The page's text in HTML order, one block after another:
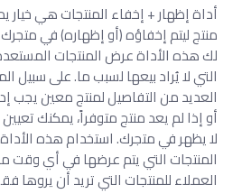
أداة إظهار + إخفاء المنتجات هي
منتج ليتم إخفاؤه (أو إظهاره) في متجرك
لك هذه الأداة عرض المنتجات
التي لا يُراد بيعها لسبب ما. على سبيل
العديد من التفاصيل لمنتج معين يجب
أو إذا لم يعد منتج متوفراً، يمكنك
لا يظهر في متجرك. استخدام هذه الأداة
المنتجات التي يتم عرضها في أي وقت
العملاء للمنتجات التي تريد أن يروها